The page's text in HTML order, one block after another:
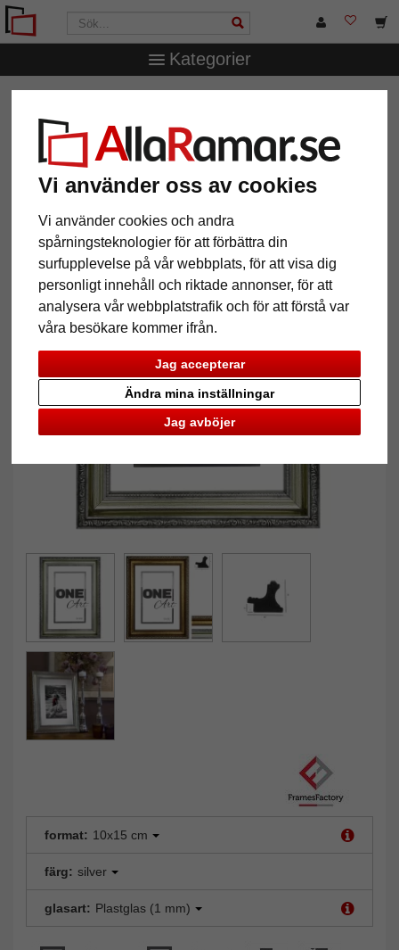
Vi använder oss av cookies
Vi använder cookies och andra
spårningsteknologier för att förbättra din
surfupplevelse på vår webbplats, för att visa dig
personligt innehåll och riktade annonser, för att
analysera vår webbplatstrafik och för att förstå var
våra besökare kommer ifrån.
Jag accepterar
Jag avböjer
Ändra mina inställningar
Kategorier
Alabama
Barockram Alabama
Tillbaka
format: 10x15 cm
färg: silver
glasart: Plastglas (1 mm)